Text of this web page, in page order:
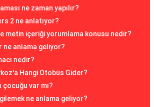
ne zaman yapılır?
2 ne anlatıyor?
metin içeriği yorumlama konusu nedir?
ne anlama geliyor?
nedir?
Hangi Otobüs Gider?
çocuğu var mı?
ne anlama geliyor?